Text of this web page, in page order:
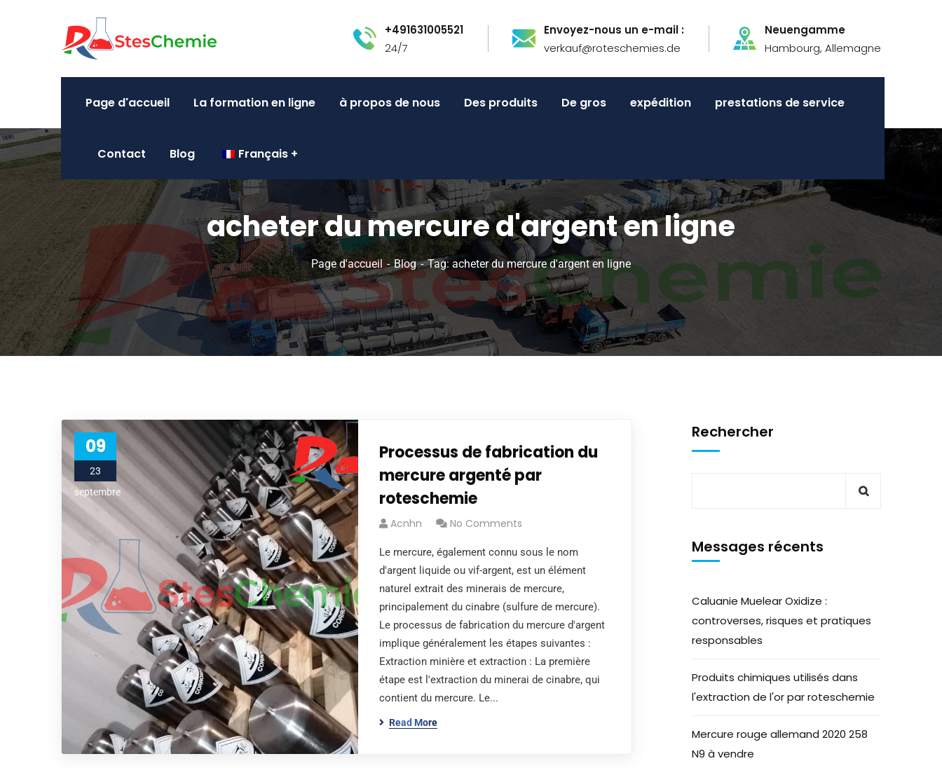
+491631005521
24/7
Envoyez-nous un e-mail :
verkauf@roteschemies.de
Neuengamme
Hambourg, Allemagne
Page d'accueil La formation en ligne à propos de nous Des produits De gros expédition prestations de service
Contact Blog Français
acheter du mercure d'argent en ligne
Page d'accueil Blog Tag: acheter du mercure d'argent en ligne
09
23
septembre
Processus de fabrication du
mercure argenté par
roteschemie
Acnhn No Comments
Le mercure, également connu sous le nom
d'argent liquide ou vif-argent, est un élément
naturel extrait des minerais de mercure,
principalement du cinabre (sulfure de mercure).
Le processus de fabrication du mercure d'argent
implique généralement les étapes suivantes :
Extraction minière et extraction : La première
étape est l'extraction du minerai de cinabre, qui
contient du mercure. Le...
Read More
Rechercher
Messages récents
Caluanie Muelear Oxidize :
controverses, risques et pratiques
responsables
Produits chimiques utilisés dans
l'extraction de l'or par roteschemie
Mercure rouge allemand 2020 258
N9 à vendre